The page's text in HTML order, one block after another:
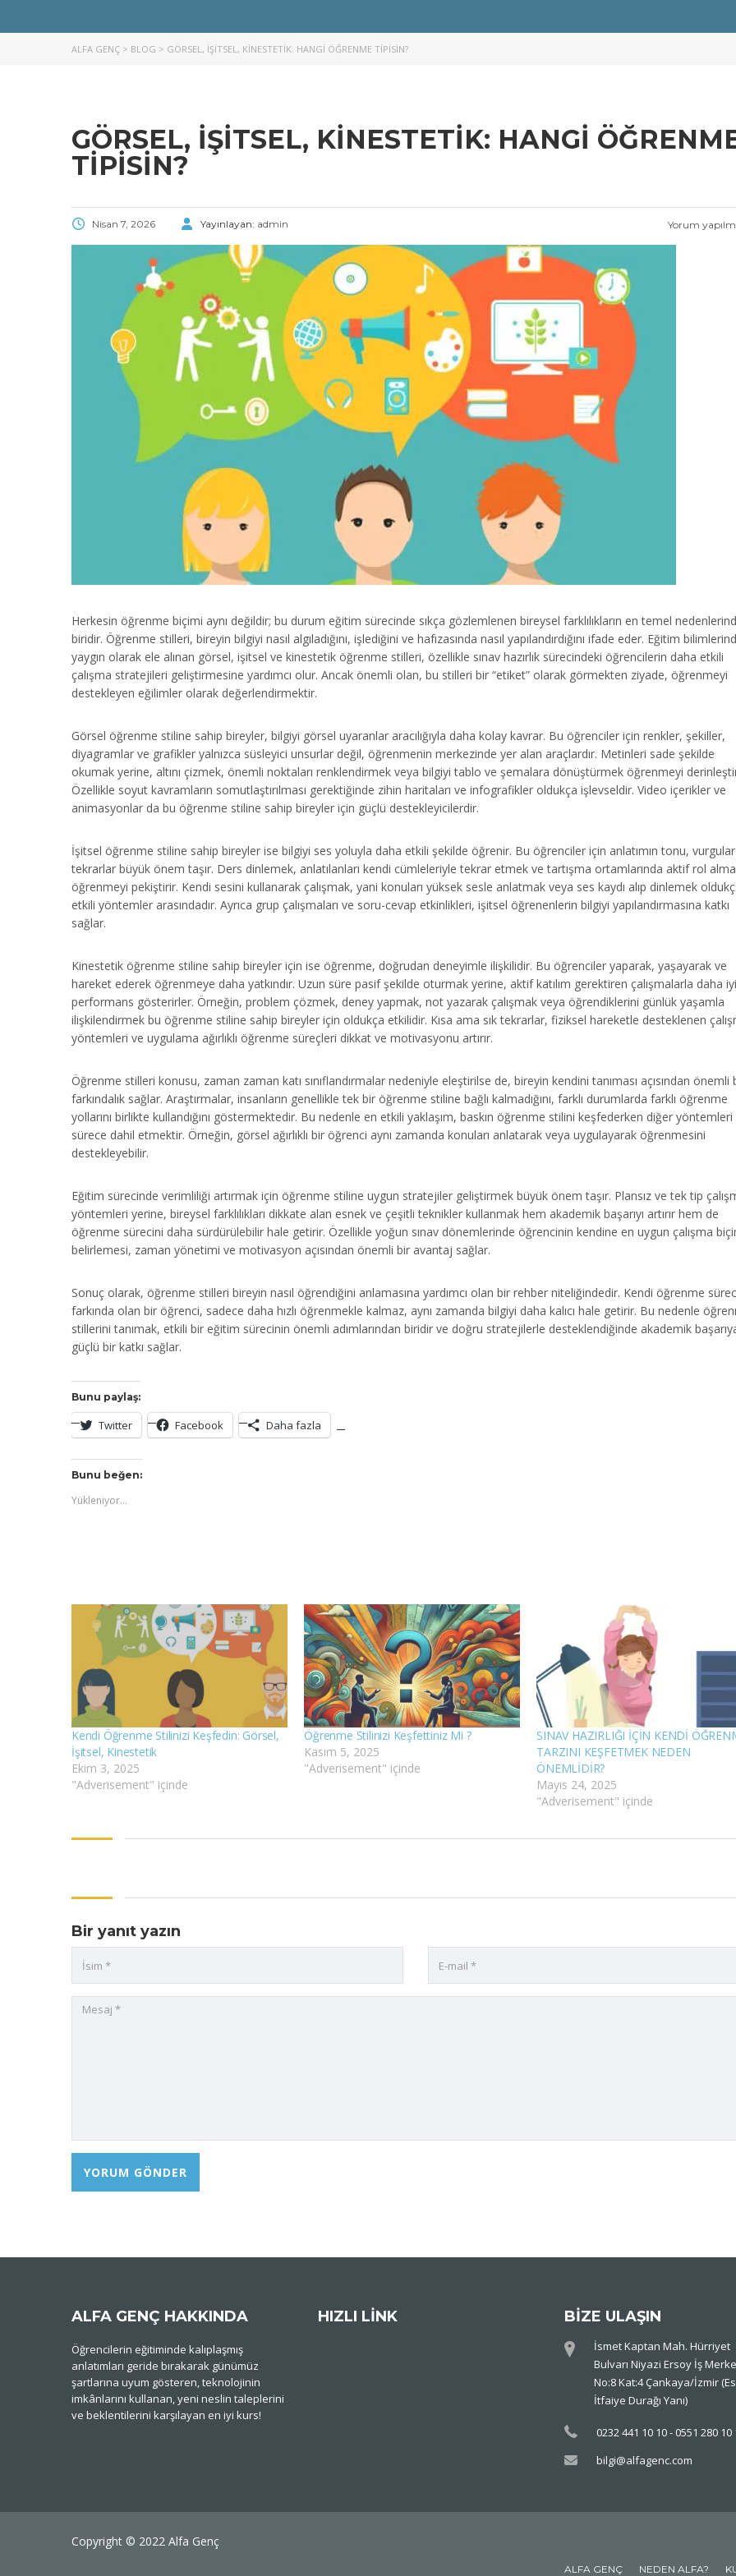
ALFA GENÇ > BLOG > GÖRSEL, İŞITSEL, KINESTETIK: HANGI ÖĞRENME TIPISIN?
GÖRSEL, İŞITSEL, KINESTETIK: HANGI
TIPISIN?
Nisan 7, 2026 Yayınlayan: admin Yorum
Herkesin öğrenme biçimi aynı değildir; bu durum eğitim sürecinde sıkça gözlemlenen bireysel farklılıkların en temel
biridir. Öğrenme stilleri, bireyin bilgiyi nasıl algıladığını, işlediğini ve hafızasında nasıl yapılandırdığını ifade eder. Eğitim
yaygın olarak ele alınan görsel, işitsel ve kinestetik öğrenme stilleri, özellikle sınav hazırlık sürecindeki öğrencilerin daha etkili
çalışma stratejileri geliştirmesine yardımcı olur. Ancak önemli olan, bu stilleri bir “etiket” olarak görmekten ziyade, öğrenmeyi
destekleyen eğilimler olarak değerlendirmektir.
Görsel öğrenme stiline sahip bireyler, bilgiyi görsel uyaranlar aracılığıyla daha kolay kavrar. Bu öğrenciler için renkler, şekiller,
diyagramlar ve grafikler yalnızca süsleyici unsurlar değil, öğrenmenin merkezinde yer alan araçlardır. Metinleri sade şekilde
okumak yerine, altını çizmek, önemli noktaları renklendirmek veya bilgiyi tablo ve şemalara dönüştürmek öğrenmeyi
Özellikle soyut kavramların somutlaştırılması gerektiğinde zihin haritaları ve infografikler oldukça işlevseldir. Video içerikler ve
animasyonlar da bu öğrenme stiline sahip bireyler için güçlü destekleyicilerdir.
İşitsel öğrenme stiline sahip bireyler ise bilgiyi ses yoluyla daha etkili şekilde öğrenir. Bu öğrenciler için anlatımın tonu,
tekrarlar büyük önem taşır. Ders dinlemek, anlatılanları kendi cümleleriyle tekrar etmek ve tartışma ortamlarında aktif rol
öğrenmeyi pekiştirir. Kendi sesini kullanarak çalışmak, yani konuları yüksek sesle anlatmak veya ses kaydı alıp dinlemek
etkili yöntemler arasındadır. Ayrıca grup çalışmaları ve soru-cevap etkinlikleri, işitsel öğrenenlerin bilgiyi yapılandırmasına katkı
sağlar.
Kinestetik öğrenme stiline sahip bireyler için ise öğrenme, doğrudan deneyimle ilişkilidir. Bu öğrenciler yaparak, yaşayarak ve
hareket ederek öğrenmeye daha yatkındır. Uzun süre pasif şekilde oturmak yerine, aktif katılım gerektiren çalışmalarla daha iyi
performans gösterirler. Örneğin, problem çözmek, deney yapmak, not yazarak çalışmak veya öğrendiklerini günlük yaşamla
ilişkilendirmek bu öğrenme stiline sahip bireyler için oldukça etkilidir. Kısa ama sık tekrarlar, fiziksel hareketle desteklenen
yöntemleri ve uygulama ağırlıklı öğrenme süreçleri dikkat ve motivasyonu artırır.
Öğrenme stilleri konusu, zaman zaman katı sınıflandırmalar nedeniyle eleştirilse de, bireyin kendini tanıması açısından önemli
farkındalık sağlar. Araştırmalar, insanların genellikle tek bir öğrenme stiline bağlı kalmadığını, farklı durumlarda farklı öğrenme
yollarını birlikte kullandığını göstermektedir. Bu nedenle en etkili yaklaşım, baskın öğrenme stilini keşfederken diğer yöntemleri
sürece dahil etmektir. Örneğin, görsel ağırlıklı bir öğrenci aynı zamanda konuları anlatarak veya uygulayarak öğrenmesini
destekleyebilir.
Eğitim sürecinde verimliliği artırmak için öğrenme stiline uygun stratejiler geliştirmek büyük önem taşır. Plansız ve tek tip
yöntemleri yerine, bireysel farklılıkları dikkate alan esnek ve çeşitli teknikler kullanmak hem akademik başarıyı artırır hem de
öğrenme sürecini daha sürdürülebilir hale getirir. Özellikle yoğun sınav dönemlerinde öğrencinin kendine en uygun çalışma
belirlemesi, zaman yönetimi ve motivasyon açısından önemli bir avantaj sağlar.
Sonuç olarak, öğrenme stilleri bireyin nasıl öğrendiğini anlamasına yardımcı olan bir rehber niteliğindedir. Kendi öğrenme
farkında olan bir öğrenci, sadece daha hızlı öğrenmekle kalmaz, aynı zamanda bilgiyi daha kalıcı hale getirir. Bu nedenle
stillerini tanımak, etkili bir eğitim sürecinin önemli adımlarından biridir ve doğru stratejilerle desteklendiğinde akademik
güçlü bir katkı sağlar.
Bunu paylaş:
Twitter Facebook Daha fazla
Bunu beğen:
Yükleniyor...
Kendi Öğrenme Stilinizi Keşfedin: Görsel,
İşitsel, Kinestetik
Ekim 3, 2025
"Adverisement" içinde
Öğrenme Stilinizi Keşfettiniz Mi ?
Kasım 5, 2025
"Adverisement" içinde
SINAV HAZIRLIĞI İÇİN KENDİ
TARZINI KEŞFETMEK NEDEN
ÖNEMLİDİR?
Mayıs 24, 2025
"Adverisement" içinde
Bir yanıt yazın
ALFA GENÇ HAKKINDA
Öğrencilerin eğitiminde kalıplaşmış
anlatımları geride bırakarak günümüz
şartlarına uyum gösteren, teknolojinin
imkânlarını kullanan, yeni neslin taleplerini
ve beklentilerini karşılayan en iyi kurs!
HIZLI LİNK BİZE ULAŞIN
İsmet Kaptan Mah. Hürriyet
Bulvarı Niyazi Ersoy İş
No:8 Kat:4 Çankaya/İzmir
İtfaiye Durağı Yanı)
0232 441 10 10 - 0551 280 10
bilgi@alfagenc.com
Copyright © 2022 Alfa Genç
ALFA GENÇ NEDEN ALFA?